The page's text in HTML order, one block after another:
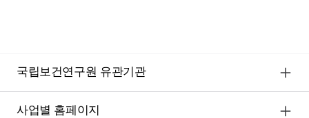
국립보건연구원 유관기관
사업별 홈페이지